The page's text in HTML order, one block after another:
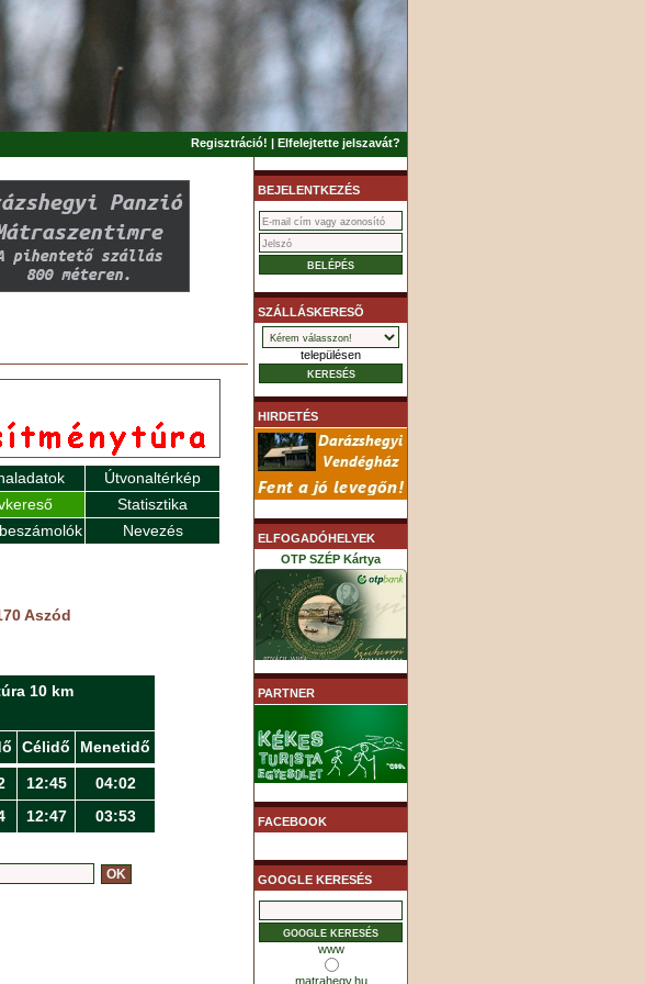
Regisztráció! | Elfelejtette jelszavát?
Útvonaltérkép
Statisztika
Nevezés
Aszód
10 km
Célidő Menetidő
12:45
04:02
12:47 03:53
BEJELENTKEZÉS
SZÁLLÁSKERESÕ
településen
HIRDETÉS
ELFOGADÓHELYEK
OTP SZÉP Kártya
K&H SZÉP Kártya
PARTNER
FACEBOOK
GOOGLE KERESÉS
www
matrahegy.hu